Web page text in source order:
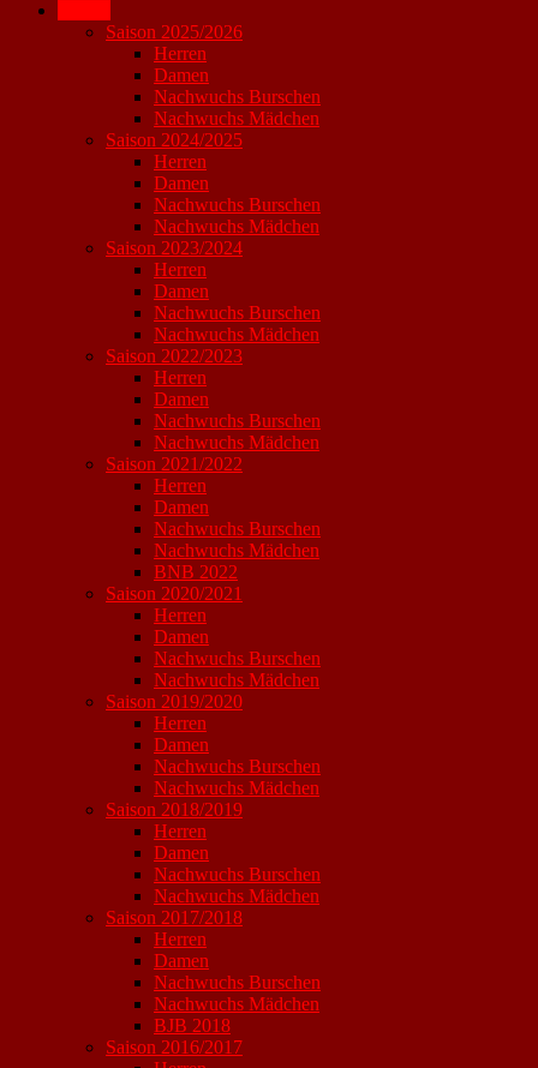
Saison 2025/2026
Herren
Damen
Nachwuchs Burschen
Nachwuchs Mädchen
Saison 2024/2025
Herren
Damen
Nachwuchs Burschen
Nachwuchs Mädchen
Saison 2023/2024
Herren
Damen
Nachwuchs Burschen
Nachwuchs Mädchen
Saison 2022/2023
Herren
Damen
Nachwuchs Burschen
Nachwuchs Mädchen
Saison 2021/2022
Herren
Damen
Nachwuchs Burschen
Nachwuchs Mädchen
BNB 2022
Saison 2020/2021
Herren
Damen
Nachwuchs Burschen
Nachwuchs Mädchen
Saison 2019/2020
Herren
Damen
Nachwuchs Burschen
Nachwuchs Mädchen
Saison 2018/2019
Herren
Damen
Nachwuchs Burschen
Nachwuchs Mädchen
Saison 2017/2018
Herren
Damen
Nachwuchs Burschen
Nachwuchs Mädchen
BJB 2018
Saison 2016/2017